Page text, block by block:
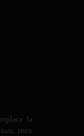
la
inox